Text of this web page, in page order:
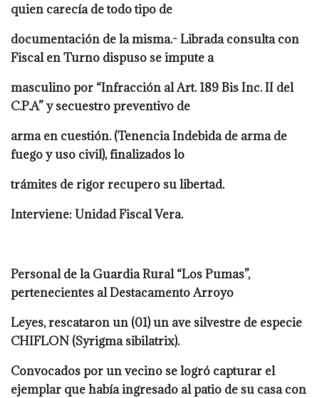
quien carecía de todo tipo de
documentación de la misma.- Librada consulta con
Fiscal en Turno dispuso se impute a
masculino por “Infracción al Art. 189 Bis Inc. II del
C.P.A” y secuestro preventivo de
arma en cuestión. (Tenencia Indebida de arma de
fuego y uso civil), finalizados lo
trámites de rigor recupero su libertad.
Interviene: Unidad Fiscal Vera.
Personal de la Guardia Rural “Los Pumas”,
pertenecientes al Destacamento Arroyo
Leyes, rescataron un (01) un ave silvestre de especie
CHIFLON (Syrigma sibilatrix).
Convocados por un vecino se logró capturar el
ejemplar que había ingresado al patio de su casa con